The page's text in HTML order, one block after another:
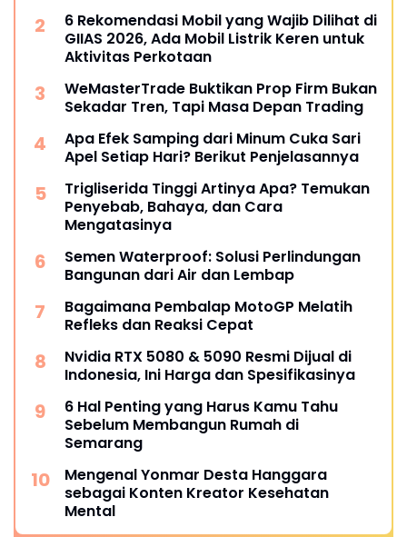
6 Rekomendasi Mobil yang Wajib Dilihat di
GIIAS 2026, Ada Mobil Listrik Keren untuk
Aktivitas Perkotaan
WeMasterTrade Buktikan Prop Firm Bukan
Sekadar Tren, Tapi Masa Depan Trading
Apa Efek Samping dari Minum Cuka Sari
Apel Setiap Hari? Berikut Penjelasannya
Trigliserida Tinggi Artinya Apa? Temukan
Penyebab, Bahaya, dan Cara
Mengatasinya
Semen Waterproof: Solusi Perlindungan
Bangunan dari Air dan Lembap
Bagaimana Pembalap MotoGP Melatih
Refleks dan Reaksi Cepat
Nvidia RTX 5080 & 5090 Resmi Dijual di
Indonesia, Ini Harga dan Spesifikasinya
6 Hal Penting yang Harus Kamu Tahu
Sebelum Membangun Rumah di
Semarang
Mengenal Yonmar Desta Hanggara
sebagai Konten Kreator Kesehatan
Mental